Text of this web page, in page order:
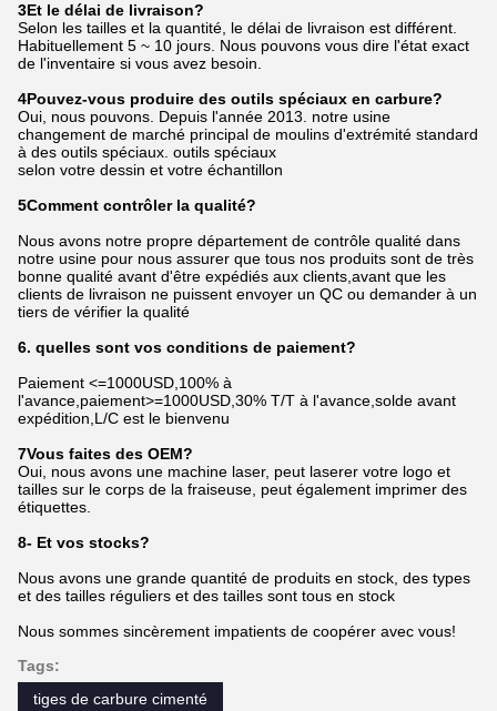
3Et le délai de livraison?
Selon les tailles et la quantité, le délai de livraison est différent.
Habituellement 5 ~ 10 jours. Nous pouvons vous dire l'état exact
de l'inventaire si vous avez besoin.
4Pouvez-vous produire des outils spéciaux en carbure?
Oui, nous pouvons. Depuis l'année 2013. notre usine
changement de marché principal de moulins d'extrémité standard
à des outils spéciaux. outils spéciaux
selon votre dessin et votre échantillon
5Comment contrôler la qualité?
Nous avons notre propre département de contrôle qualité dans
notre usine pour nous assurer que tous nos produits sont de très
bonne qualité avant d'être expédiés aux clients,avant que les
clients de livraison ne puissent envoyer un QC ou demander à un
tiers de vérifier la qualité
6. quelles sont vos conditions de paiement?
Paiement <=1000USD,100% à
l'avance,paiement>=1000USD,30% T/T à l'avance,solde avant
expédition,L/C est le bienvenu
7Vous faites des OEM?
Oui, nous avons une machine laser, peut laserer votre logo et
tailles sur le corps de la fraiseuse, peut également imprimer des
étiquettes.
8- Et vos stocks?
Nous avons une grande quantité de produits en stock, des types
et des tailles réguliers et des tailles sont tous en stock
Nous sommes sincèrement impatients de coopérer avec vous!
Tags:
tiges de carbure cimenté